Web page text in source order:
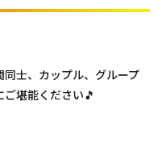
士、カップル、グループ
堪能ください🎵